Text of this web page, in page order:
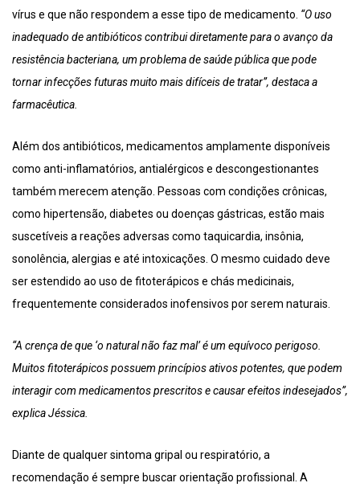
vírus e que não respondem a esse tipo de medicamento. “O uso
inadequado de antibióticos contribui diretamente para o avanço da
resistência bacteriana, um problema de saúde pública que pode
tornar infecções futuras muito mais difíceis de tratar”, destaca a
farmacêutica.
Além dos antibióticos, medicamentos amplamente disponíveis
como anti-inflamatórios, antialérgicos e descongestionantes
também merecem atenção. Pessoas com condições crônicas,
como hipertensão, diabetes ou doenças gástricas, estão mais
suscetíveis a reações adversas como taquicardia, insônia,
sonolência, alergias e até intoxicações. O mesmo cuidado deve
ser estendido ao uso de fitoterápicos e chás medicinais,
frequentemente considerados inofensivos por serem naturais.
“A crença de que ‘o natural não faz mal’ é um equívoco perigoso.
Muitos fitoterápicos possuem princípios ativos potentes, que podem
interagir com medicamentos prescritos e causar efeitos indesejados”,
explica Jéssica.
Diante de qualquer sintoma gripal ou respiratório, a
recomendação é sempre buscar orientação profissional. A